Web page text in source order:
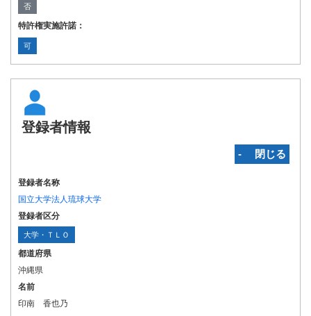
否
特許権実施許諾：
可
登録者情報
‐ 閉じる
登録者名称
国立大学法人琉球大学
登録者区分
大学・ＴＬＯ
都道府県
沖縄県
名前
印南 香也乃